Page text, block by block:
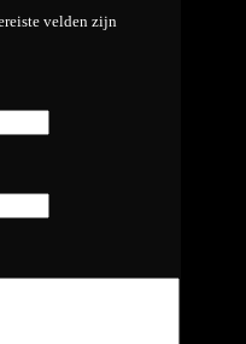
velden zijn